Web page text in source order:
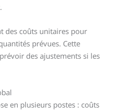
des coûts unitaires pour
prévues. Cette
des ajustements si les
en plusieurs postes : coûts